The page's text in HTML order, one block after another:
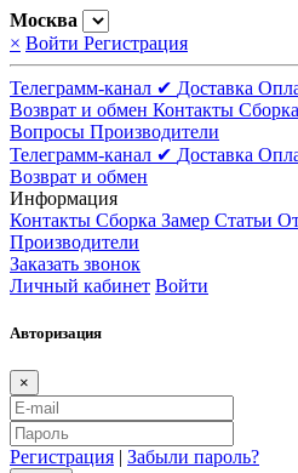
Москва
× Войти Регистрация
Телеграмм-канал ✔ Доставка
Возврат и обмен Контакты Сборка
Вопросы Производители
Телеграмм-канал ✔ Доставка
Возврат и обмен
Информация
Контакты Сборка Замер Статьи
Производители
Заказать звонок
Личный кабинет Войти
Авторизация
×
Регистрация | Забыли пароль?